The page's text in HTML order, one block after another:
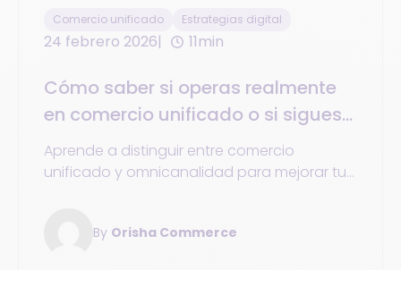
Comercio unificado Estrategias digital
24 febrero 2026 11min
Cómo saber si operas realmente
en comercio unificado o si sigues
atrapado en la omnicanalidad
Aprende a distinguir entre comercio
unificado y omnicanalidad para mejorar tu
estrategia para optimizar tu negocio retail.
By Orisha Commerce